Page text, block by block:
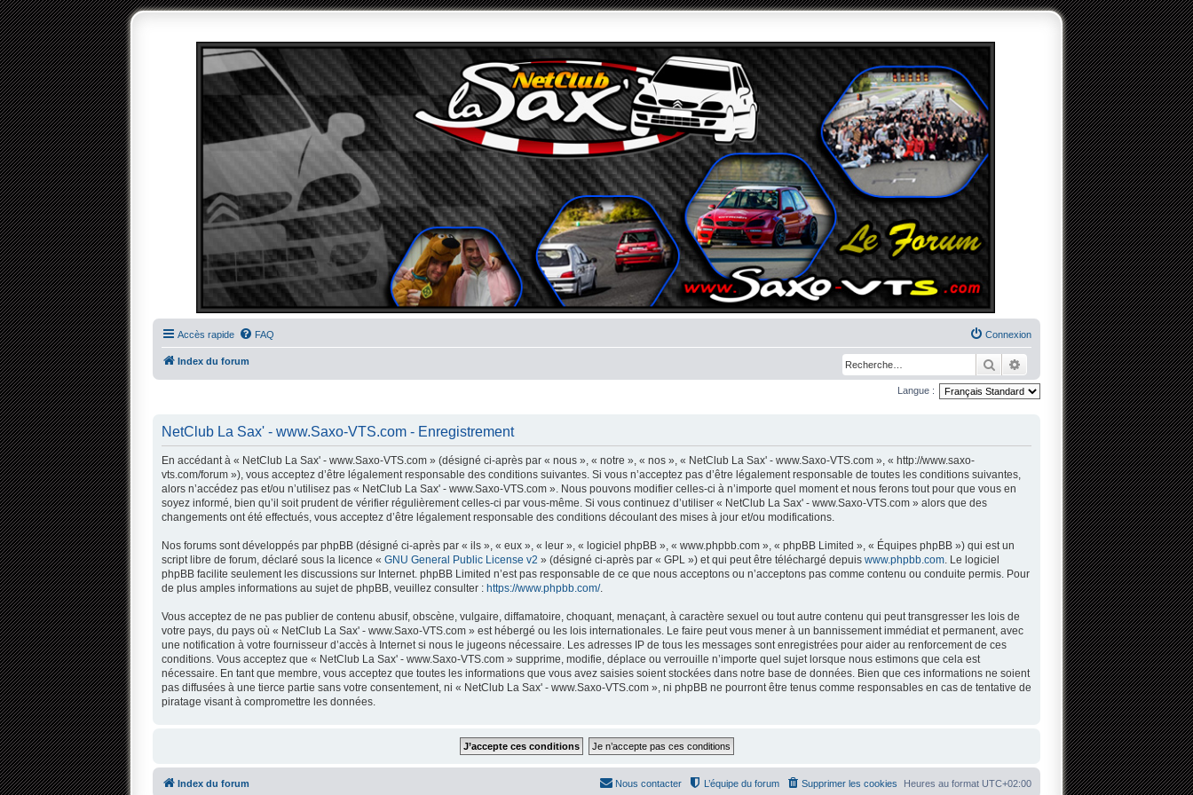
Accès rapide FAQ Connexion
Index du forum RechercherRecherche avancée
Langue :
NetClub La Sax' - www.Saxo-VTS.com - Enregistrement
En accédant à « NetClub La Sax' - www.Saxo-VTS.com » (désigné ci-après par « nous », « notre », « nos », « NetClub La Sax' - www.Saxo-VTS.com », « http://www.saxo-
vts.com/forum »), vous acceptez d’être légalement responsable des conditions suivantes. Si vous n’acceptez pas d’être légalement responsable de toutes les conditions suivantes,
alors n’accédez pas et/ou n’utilisez pas « NetClub La Sax' - www.Saxo-VTS.com ». Nous pouvons modifier celles-ci à n’importe quel moment et nous ferons tout pour que vous en
soyez informé, bien qu’il soit prudent de vérifier régulièrement celles-ci par vous-même. Si vous continuez d’utiliser « NetClub La Sax' - www.Saxo-VTS.com » alors que des
changements ont été effectués, vous acceptez d’être légalement responsable des conditions découlant des mises à jour et/ou modifications.
Nos forums sont développés par phpBB (désigné ci-après par « ils », « eux », « leur », « logiciel phpBB », « www.phpbb.com », « phpBB Limited », « Équipes phpBB ») qui est un
script libre de forum, déclaré sous la licence « GNU General Public License v2 » (désigné ci-après par « GPL ») et qui peut être téléchargé depuis www.phpbb.com . Le logiciel
phpBB facilite seulement les discussions sur Internet. phpBB Limited n’est pas responsable de ce que nous acceptons ou n’acceptons pas comme contenu ou conduite permis. Pour
de plus amples informations au sujet de phpBB, veuillez consulter : https://www.phpbb.com/.
Vous acceptez de ne pas publier de contenu abusif, obscène, vulgaire, diffamatoire, choquant, menaçant, à caractère sexuel ou tout autre contenu qui peut transgresser les lois de
votre pays, du pays où « NetClub La Sax' - www.Saxo-VTS.com » est hébergé ou les lois internationales. Le faire peut vous mener à un bannissement immédiat et permanent, avec
une notification à votre fournisseur d’accès à Internet si nous le jugeons nécessaire. Les adresses IP de tous les messages sont enregistrées pour aider au renforcement de ces
conditions. Vous acceptez que « NetClub La Sax' - www.Saxo-VTS.com » supprime, modifie, déplace ou verrouille n’importe quel sujet lorsque nous estimons que cela est
nécessaire. En tant que membre, vous acceptez que toutes les informations que vous avez saisies soient stockées dans notre base de données. Bien que ces informations ne soient
pas diffusées à une tierce partie sans votre consentement, ni « NetClub La Sax' - www.Saxo-VTS.com », ni phpBB ne pourront être tenus comme responsables en cas de tentative de
piratage visant à compromettre les données.
Index du forum Heures au format UTC+02:00
Supprimer les cookies
L’équipe du forum
Nous contacter